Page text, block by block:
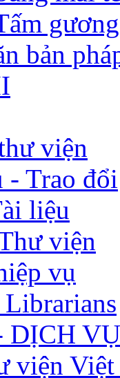
bản
viện
- Trao đổi
liệu
viện
vụ
DỊCH VỤ
viện Việt